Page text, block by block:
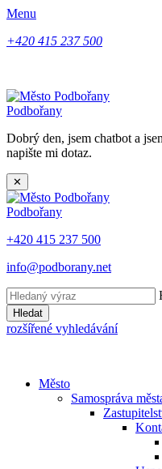
Menu
+420 415 237 500
Podbořany
Dobrý den, jsem chatbot a
napište mi dotaz.
✕
Podbořany
+420 415 237 500
info@podborany.net
Hledat
rozšířené vyhledávání
Město
Samospráva